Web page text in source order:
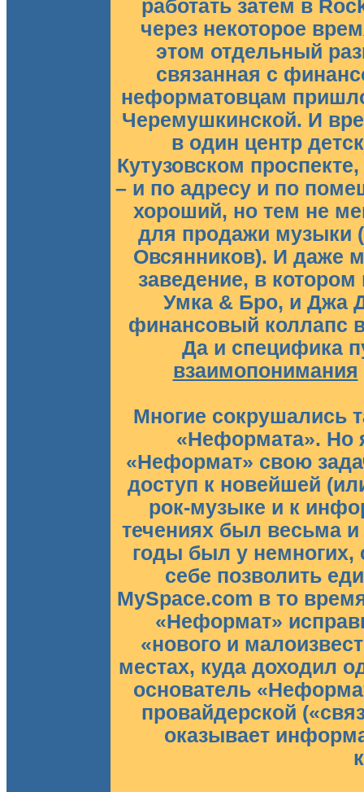
работать затем в
через некоторое
этом отдельный
связанная с
неформатовцам
Черемушкинской. И
в один центр
Кутузовском
– и по адресу и по
хороший, но тем не
для продажи музыки
Овсянников). И даже
заведение, в
Умка & Бро, и Джа
финансовый коллапс
Да и специфика
взаимопонимания
Многие сокрушались
«Неформата». Но
«Неформат» свою
доступ к новейшей
рок-музыке и к
течениях был весьма и
годы был у немногих,
себе позволить
MySpace.com в то
«Неформат»
«нового и
местах, куда доходил
основатель
провайдерской
оказывает